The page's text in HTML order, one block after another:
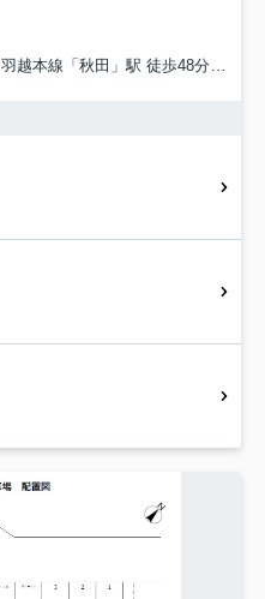
羽越本線「秋田」駅 徒歩48分